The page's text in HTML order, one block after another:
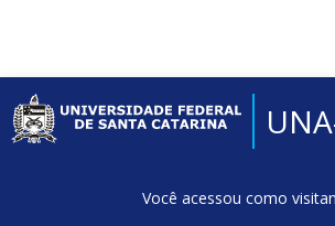
Você acessou como